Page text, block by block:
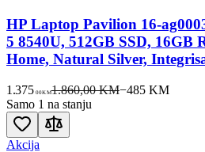
HP Laptop Pavilion 16-
5 8540U, 512GB SSD, 16GB
Home, Natural Silver,
1.375 00KM1.860,00 KM−485KM
Samo 1 na stanju
Akcija